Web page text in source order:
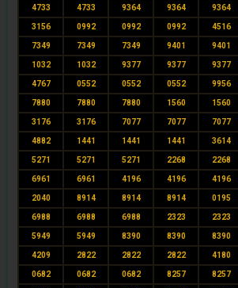
4733 4733 9364 9364 9364
3156 0992 0992 0992 4516
7349 7349 7349 9401 9401
1032 1032 9377 9377 9377
4767 0552 0552 0552 9956
7880 7880 7880 1560 1560
3176 3176 7077 7077 7077
4882 1441 1441 1441 3614
5271 5271 5271 2268 2268
6961 6961 4196 4196 4196
2040 8914 8914 8914 0195
6988 6988 6988 2323 2323
5949 5949 8390 8390 8390
4209 2822 2822 2822 4180
0682 0682 0682 8257 8257